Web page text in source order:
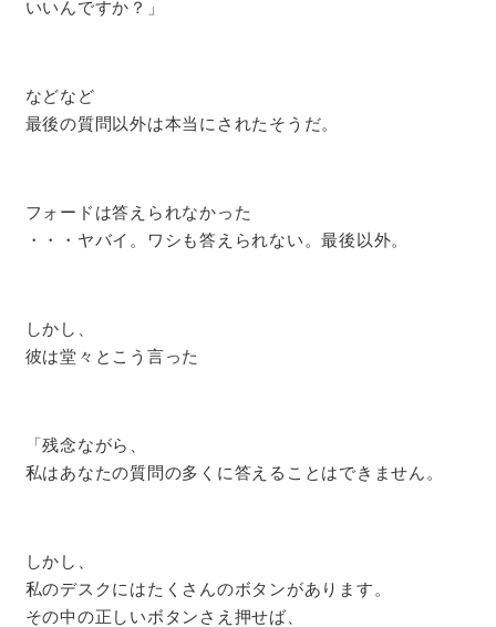
いいんですか？」
などなど
最後の質問以外は本当にされたそうだ。
フォードは答えられなかった
・・・ヤバイ。ワシも答えられない。最後以外。
しかし、
彼は堂々とこう言った
「残念ながら、
私はあなたの質問の多くに答えることはできません。
しかし、
私のデスクにはたくさんのボタンがあります。
その中の正しいボタンさえ押せば、